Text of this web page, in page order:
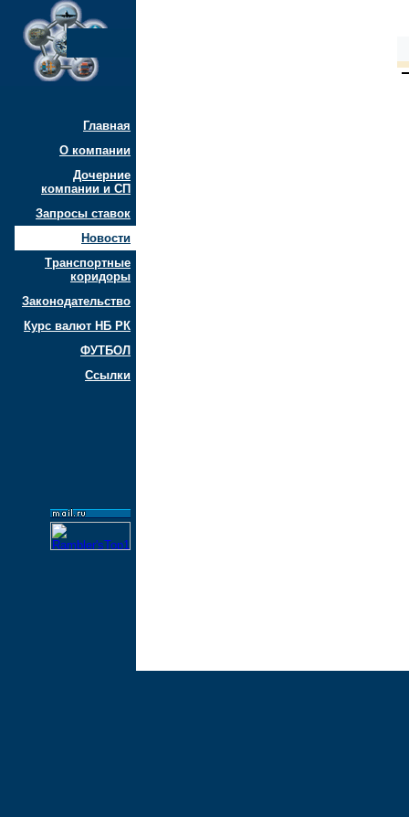
Главная
О компании
Дочерние
компании и СП
Запросы ставок
Новости
Транспортные
коридоры
Законодательство
Курс валют НБ РК
ФУТБОЛ
Ссылки